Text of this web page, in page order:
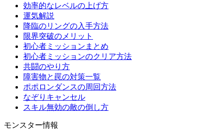
効率的なレベルの上げ方
運気解説
降臨のリングの入手方法
限界突破のメリット
初心者ミッションまとめ
初心者ミッションのクリア方法
共闘のやり方
障害物と罠の対策一覧
ポポロンダンスの周回方法
なぞりキャンセル
スキル無効の敵の倒し方
モンスター情報